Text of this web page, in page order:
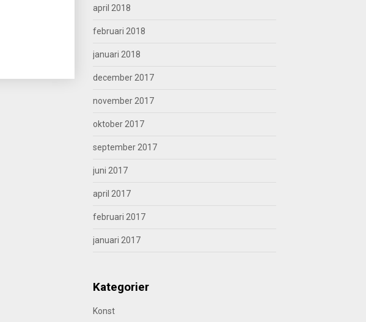
april 2018
februari 2018
januari 2018
december 2017
november 2017
oktober 2017
september 2017
juni 2017
april 2017
februari 2017
januari 2017
Kategorier
Konst